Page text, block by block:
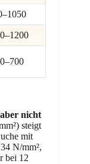
nicht
steigt
mit
N/mm²,
bei 12